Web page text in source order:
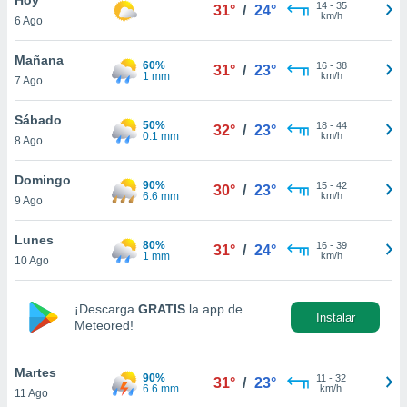
y
en
más
de
cookies
aceptar
6 Ago
31° / 24° 14- 35
km/h
Mañana
7 Ago
60%
1 mm
31° / 23° 16- 38
km/h
Sábado
8 Ago
50%
0.1 mm
32° / 23° 18- 44
km/h
Domingo
9 Ago
90%
6.6 mm
30° / 23° 15- 42
km/h
Lunes
10 Ago
80%
1 mm
31° / 24° 16- 39
km/h
¡Descarga GRATIS la app de
Meteored!
Instalar
Martes
11 Ago
90%
6.6 mm
31° / 23° 11 - 32
km/h